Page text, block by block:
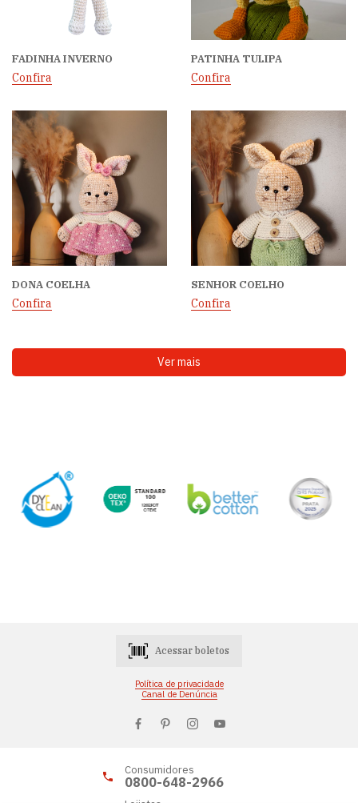
FADINHA INVERNO
Confira
PATINHA TULIPA
Confira
DONA COELHA
Confira
SENHOR COELHO
Confira
Ver mais
Acessar boletos
Política de privacidade
Canal de Denúncia
Consumidores
0800-648-2966